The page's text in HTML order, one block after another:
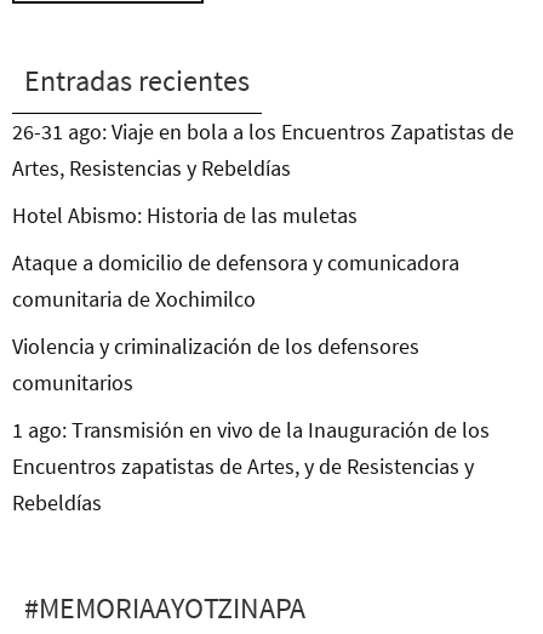
Entradas recientes
26-31 ago: Viaje en bola a los Encuentros Zapatistas de
Artes, Resistencias y Rebeldías
Hotel Abismo: Historia de las muletas
Ataque a domicilio de defensora y comunicadora
comunitaria de Xochimilco
Violencia y criminalización de los defensores
comunitarios
1 ago: Transmisión en vivo de la Inauguración de los
Encuentros zapatistas de Artes, y de Resistencias y
Rebeldías
#MEMORIAAYOTZINAPA